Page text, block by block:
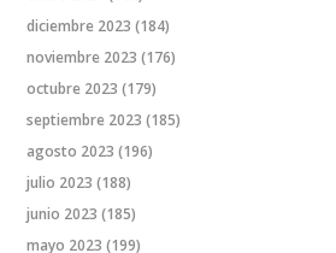
diciembre 2023 (184)
noviembre 2023 (176)
octubre 2023 (179)
septiembre 2023 (185)
agosto 2023 (196)
julio 2023 (188)
junio 2023 (185)
mayo 2023 (199)